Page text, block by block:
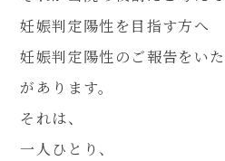
妊娠判定陽性を目指す方へ
妊娠判定陽性のご報告をい
があります。
それは、
一人ひとり、